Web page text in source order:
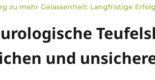
zu mehr Gelassenheit: Langfristige
und